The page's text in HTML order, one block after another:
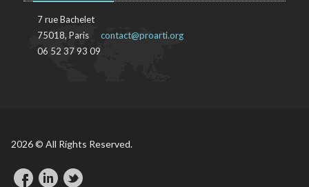
7 rue Bachelet
75018, Paris
06 52 37 93 09
contact@proarti.org
2026 © All Rights Reserved.